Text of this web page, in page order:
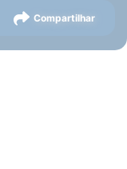
Compartilhar